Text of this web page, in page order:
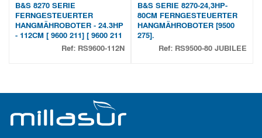
B&S 8270 SERIE
FERNGESTEUERTER
HANGMÄHROBOTER - 24.3HP
- 112CM [ 9600 211] [ 9600 211
Ref: RS9600-112N
B&S SERIE 8270-24,3HP-
80CM FERNGESTEUERTER
HANGMÄHROBOTER [9500
275].
Ref: RS9500-80 JUBILEE